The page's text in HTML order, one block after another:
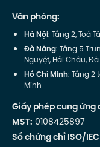
Văn phòng:
Hà Nội: Tầng 2, Toà
Đà Nẵng: Tầng 5
Nguyệt, Hải Châu,
Hồ Chí Minh: Tầng 2
Minh
Giấy phép cung ứng
MST: 0108425897
Số chứng chỉ ISO/